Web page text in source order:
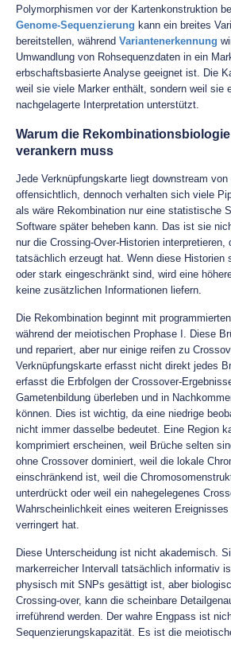
Polymorphismen vor der Kartenkonstruktion
Genome-Sequenzierung kann ein breites
bereitstellen, während Variantenerkennung
Umwandlung von Rohsequenzdaten in ein
erbschaftsbasierte Analyse geeignet ist. Die
weil sie viele Marker enthält, sondern weil sie
nachgelagerte Interpretation unterstützt.
Warum die
verankern muss
Jede Verknüpfungskarte liegt downstream
offensichtlich, dennoch verhalten sich viele
als wäre Rekombination nur eine statistische
Software später beheben kann. Das ist sie
nur die Crossing-Over-Historien interpretieren,
tatsächlich erzeugt hat. Wenn diese Historien
oder stark eingeschränkt sind, wird eine
keine zusätzlichen Informationen liefern.
Die Rekombination beginnt mit
während der meiotischen Prophase I. Diese
und repariert, aber nur einige reifen zu
Verknüpfungskarte erfasst nicht direkt jedes
erfasst die Erbfolgen der Crossover-
Gametenbildung überleben und in
können. Dies ist wichtig, da eine niedrige
nicht immer dasselbe bedeutet. Eine Region
komprimiert erscheinen, weil Brüche selten
ohne Crossover dominiert, weil die lokale
einschränkend ist, weil die
unterdrückt oder weil ein nahegelegenes
Wahrscheinlichkeit eines weiteren
verringert hat.
Diese Unterscheidung ist nicht akademisch.
markerreicher Intervall tatsächlich informativ
physisch mit SNPs gesättigt ist, aber
Crossing-over, kann die scheinbare
irreführend werden. Der wahre Engpass ist
Sequenzierungskapazität. Es ist die